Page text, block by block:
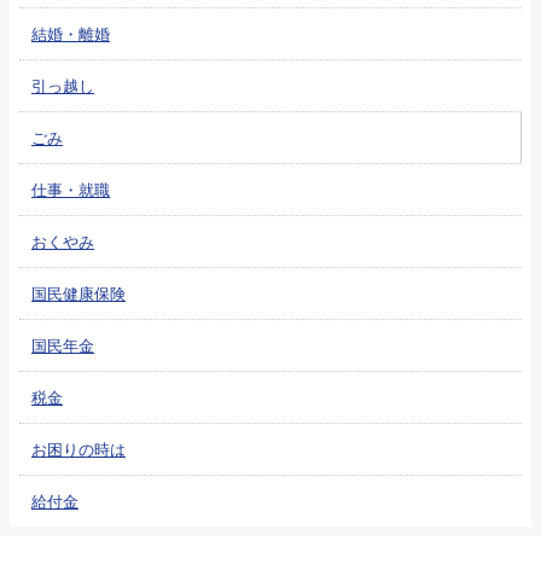
結婚・離婚
引っ越し
ごみ
仕事・就職
おくやみ
国民健康保険
国民年金
税金
お困りの時は
給付金